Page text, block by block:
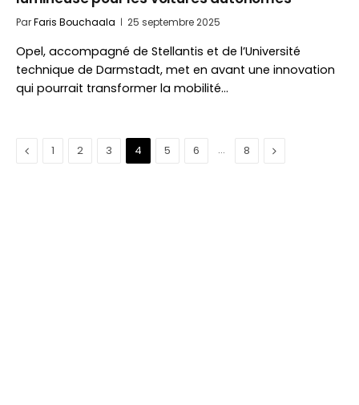
ParFaris Bouchaala 25 septembre 2025
Opel, accompagné de Stellantis et de l’Université
technique de Darmstadt, met en avant une innovation
qui pourrait transformer la mobilité…
Précédent
1 2 3 4 5 6 … 8 Suivant